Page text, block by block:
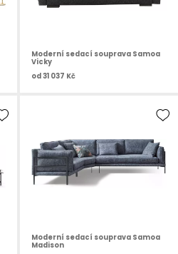
Moderní sedací souprava Samoa
Vicky
od 31 037 Kč
Moderní sedací souprava Samoa
Madison